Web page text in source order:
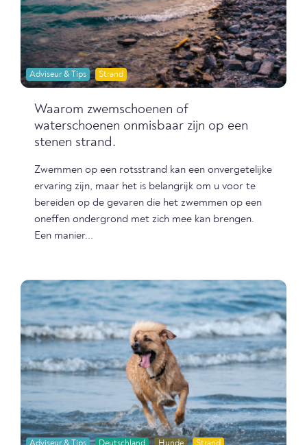
Adviseur & Tips Strand
Waarom zwemschoenen of
waterschoenen onmisbaar zijn op een
stenen strand.
Zwemmen op een rotsstrand kan een onvergetelijke
ervaring zijn, maar het is belangrijk om u voor te
bereiden op de gevaren die het zwemmen op een
oneffen ondergrond met zich mee kan brengen.
Een manier...